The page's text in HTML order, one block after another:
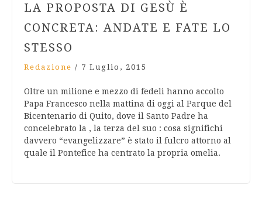
LA PROPOSTA DI GESÙ È
CONCRETA: ANDATE E FATE LO
STESSO
Redazione / 7 Luglio, 2015
Oltre un milione e mezzo di fedeli hanno accolto
Papa Francesco nella mattina di oggi al Parque del
Bicentenario di Quito, dove il Santo Padre ha
concelebrato la , la terza del suo : cosa significhi
davvero “evangelizzare” è stato il fulcro attorno al
quale il Pontefice ha centrato la propria omelia.